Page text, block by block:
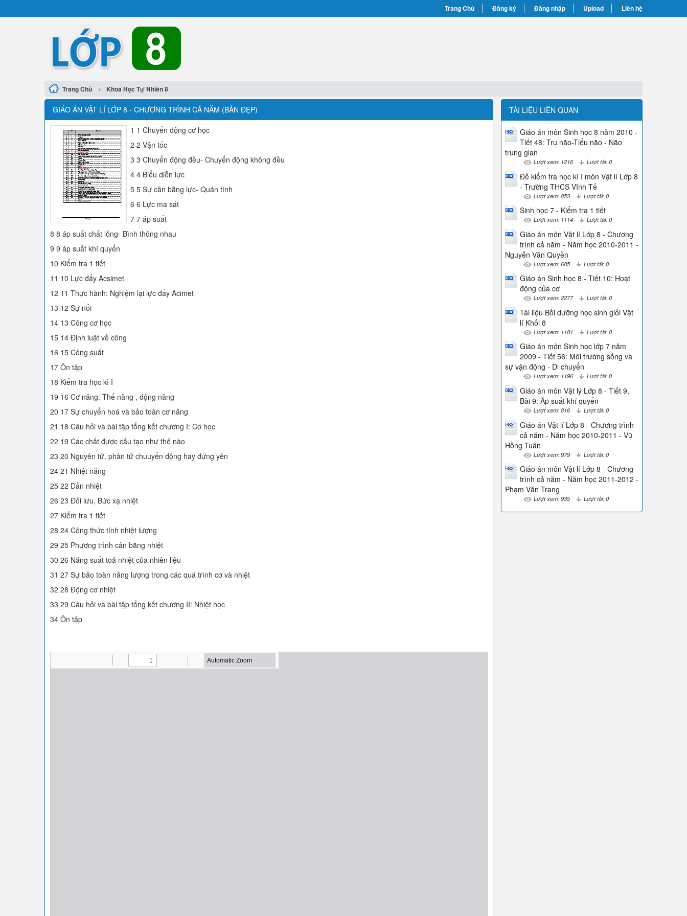
Trang Chủ Đăng ký Đăng nhập Upload Liên hệ
Trang Chủ › Khoa Học Tự Nhiên 8
GIÁO ÁN VẬT LÍ LỚP 8 - CHƯƠNG TRÌNH CẢ NĂM (BẢN ĐẸP)
1 1 Chuyển động cơ học
2 2 Vận tốc
3 3 Chuyển động đều- Chuyển động không đều
4 4 Biểu diễn lực
5 5 Sự cân bằng lực- Quán tính
6 6 Lực ma sát
7 7 áp suất
8 8 áp suất chất lỏng- Bình thông nhau
9 9 áp suất khí quyển
10 Kiểm tra 1 tiết
11 10 Lực đẩy Acsimet
12 11 Thực hành: Nghiệm lại lực đẩy Acimet
13 12 Sự nổi
14 13 Công cơ học
15 14 Định luật về công
16 15 Công suất
17 Ôn tập
18 Kiểm tra học kì I
19 16 Cơ năng: Thế năng , động năng
20 17 Sự chuyển hoá và bảo toàn cơ năng
21 18 Câu hỏi và bài tập tổng kết chương I: Cơ học
22 19 Các chất được cấu tạo như thế nào
23 20 Nguyên tử, phân tử chuuyển động hay đứng yên
24 21 Nhiệt năng
25 22 Dẫn nhiệt
26 23 Đối lưu, Bức xạ nhiệt
27 Kiểm tra 1 tiết
28 24 Công thức tính nhiệt lượng
29 25 Phương trình cân bằng nhiệt
30 26 Năng suất toả nhiệt của nhiên liệu
31 27 Sự bảo toàn năng lượng trong các quá trình cơ và nhiệt
32 28 Động cơ nhiệt
33 29 Câu hỏi và bài tập tổng kết chương II: Nhiệt học
34 Ôn tập
TÀI LIỆU LIÊN QUAN
Giáo án môn Sinh học 8 năm 2010 -
Tiết 48: Trụ não-Tiểu não - Não
trung gian
Lượt xem: 1216 Lượt tải: 0
Đề kiểm tra học kì I môn Vật lí Lớp 8
- Trường THCS Vĩnh Tế
Lượt xem: 853 Lượt tải: 0
Sinh học 7 - Kiểm tra 1 tiết
Lượt xem: 1114 Lượt tải: 0
Giáo án môn Vật lí Lớp 8 - Chương
trình cả năm - Năm học 2010-2011 -
Nguyễn Văn Quyền
Lượt xem: 685 Lượt tải: 0
Giáo án Sinh học 8 - Tiết 10: Hoạt
động của cơ
Lượt xem: 2277 Lượt tải: 0
Tài liệu Bồi dưỡng học sinh giỏi Vật
lí Khối 8
Lượt xem: 1181 Lượt tải: 0
Giáo án môn Sinh học lớp 7 năm
2009 - Tiết 56: Môi trường sống và
sự vận động - Di chuyển
Lượt xem: 1196 Lượt tải: 0
Giáo án môn Vật lý Lớp 8 - Tiết 9,
Bài 9: Áp suất khí quyển
Lượt xem: 816 Lượt tải: 0
Giáo án Vật lí Lớp 8 - Chương trình
cả năm - Năm học 2010-2011 - Vũ
Hồng Tuân
Lượt xem: 979 Lượt tải: 0
Giáo án môn Vật lí Lớp 8 - Chương
trình cả năm - Năm học 2011-2012 -
Phạm Văn Trang
Lượt xem: 935 Lượt tải: 0